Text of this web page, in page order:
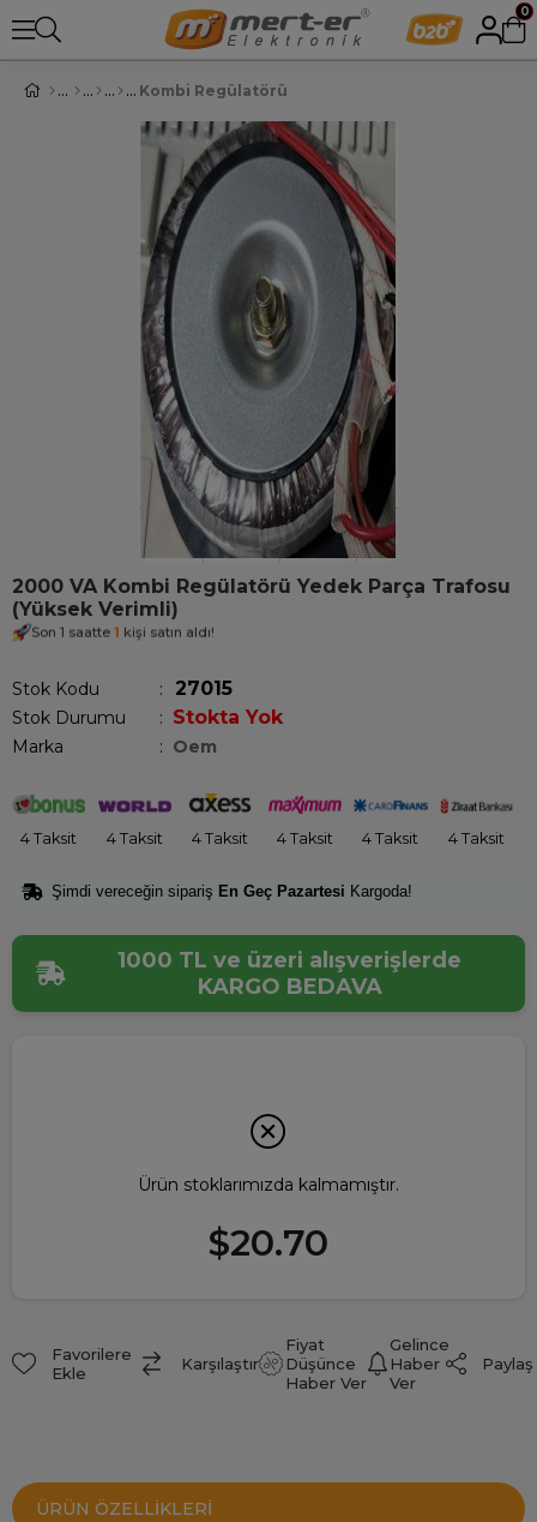
0
Kombi Regülatörü
2000 VA Kombi Regülatörü Yedek Parça Trafosu
(Yüksek Verimli)
Son 1 saatte 1 kişi satın aldı!
Stok Kodu 27015
Stok Durumu : Stokta Yok
Marka : Oem
4 Taksit 4 Taksit 4 Taksit 4 Taksit 4 Taksit 4 Taksit
Şimdi vereceğin sipariş En Geç Pazartesi Kargoda!
1000 TL ve üzeri alışverişlerde
KARGO BEDAVA
Ürün stoklarımızda kalmamıştır.
$20.70
Favorilere
Ekle
Karşılaştır
Fiyat
Düşünce
Haber Ver
Gelince
Haber
Ver
Paylaş
ÜRÜN ÖZELLIKLERI